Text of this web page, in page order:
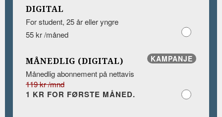
DIGITAL
For student, 25 år eller yngre
55 kr /måned
KAMPANJE
MÅNEDLIG (DIGITAL)
Månedlig abonnement på nettavis
119 kr /mnd
1 KR FOR FØRSTE MÅNED.